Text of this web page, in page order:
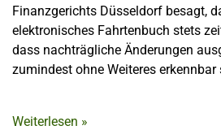
Finanzgerichts Düsseldorf besagt,
elektronisches Fahrtenbuch stets
dass nachträgliche Änderungen
zumindest ohne Weiteres erkennbar
Weiterlesen »